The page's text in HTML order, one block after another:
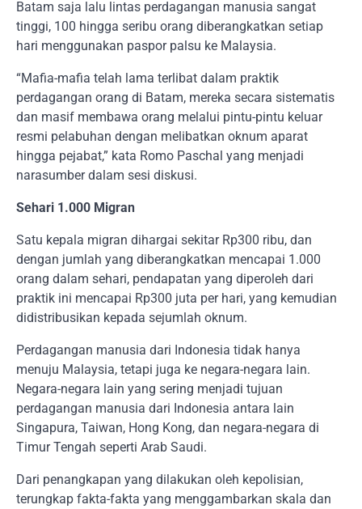
Batam saja lalu lintas perdagangan manusia sangat
tinggi, 100 hingga seribu orang diberangkatkan setiap
hari menggunakan paspor palsu ke Malaysia.
“Mafia-mafia telah lama terlibat dalam praktik
perdagangan orang di Batam, mereka secara sistematis
dan masif membawa orang melalui pintu-pintu keluar
resmi pelabuhan dengan melibatkan oknum aparat
hingga pejabat,” kata Romo Paschal yang menjadi
narasumber dalam sesi diskusi.
Sehari 1.000 Migran
Satu kepala migran dihargai sekitar Rp300 ribu, dan
dengan jumlah yang diberangkatkan mencapai 1.000
orang dalam sehari, pendapatan yang diperoleh dari
praktik ini mencapai Rp300 juta per hari, yang kemudian
didistribusikan kepada sejumlah oknum.
Perdagangan manusia dari Indonesia tidak hanya
menuju Malaysia, tetapi juga ke negara-negara lain.
Negara-negara lain yang sering menjadi tujuan
perdagangan manusia dari Indonesia antara lain
Singapura, Taiwan, Hong Kong, dan negara-negara di
Timur Tengah seperti Arab Saudi.
Dari penangkapan yang dilakukan oleh kepolisian,
terungkap fakta-fakta yang menggambarkan skala dan